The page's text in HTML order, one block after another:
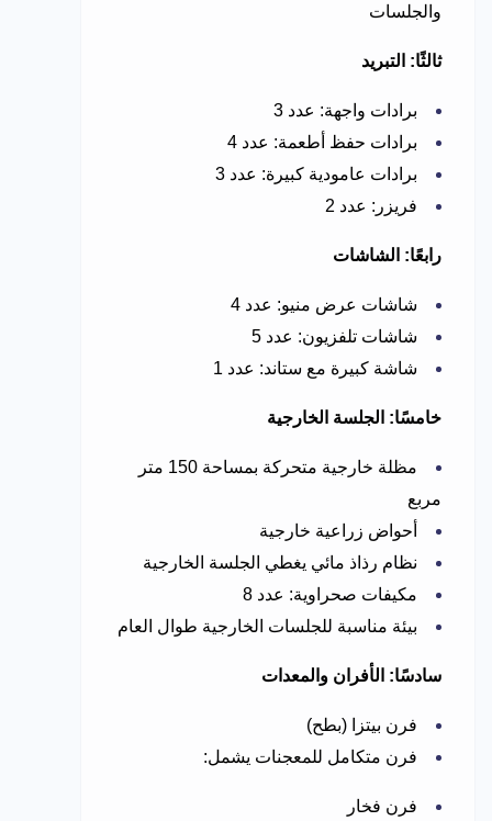
والجلسات
ثالثًا: التبريد
برادات واجهة: عدد 3
برادات حفظ أطعمة: عدد 4
برادات عامودية كبيرة: عدد 3
فريزر: عدد 2
رابعًا: الشاشات
شاشات عرض منيو: عدد 4
شاشات تلفزيون: عدد 5
شاشة كبيرة مع ستاند: عدد 1
خامسًا: الجلسة الخارجية
مظلة خارجية متحركة بمساحة 150 متر
مربع
أحواض زراعية خارجية
نظام رذاذ مائي يغطي الجلسة الخارجية
مكيفات صحراوية: عدد 8
بيئة مناسبة للجلسات الخارجية طوال العام
سادسًا: الأفران والمعدات
فرن بيتزا (بطح)
فرن متكامل للمعجنات يشمل:
فرن فخار